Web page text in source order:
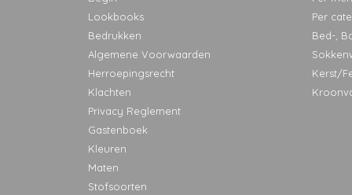
Lookbooks
Bedrukken
Algemene Voorwaarden
Herroepingsrecht
Klachten
Privacy Reglement
Gastenboek
Kleuren
Maten
Stofsoorten
Per
Bed-,
Kerst/